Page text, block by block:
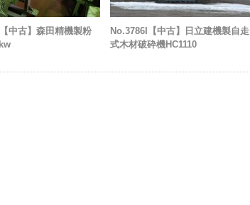
中古】森田精機製粉
No.3786I【中古】日立建機製自走
式木材破砕機HC1110